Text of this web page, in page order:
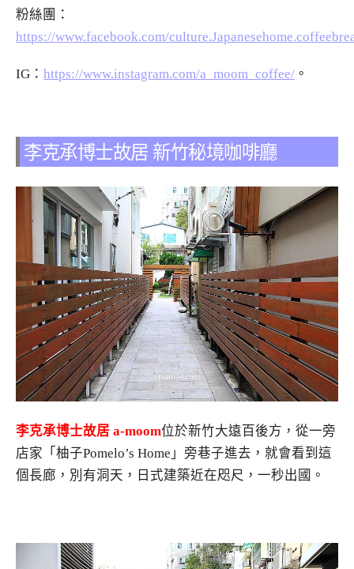
粉絲團：
https://www.facebook.com/
IG： https://www.instagram.com/a_moom_coffee/ 。
李克承博士故居 新竹秘境咖啡廳
李克承博士故居 a-moom位於新竹大遠百後方，從一旁
店家「柚子Pomelo’s Home」旁巷子進去，就會看到這
個長廊，別有洞天，日式建築近在咫尺，一秒出國。